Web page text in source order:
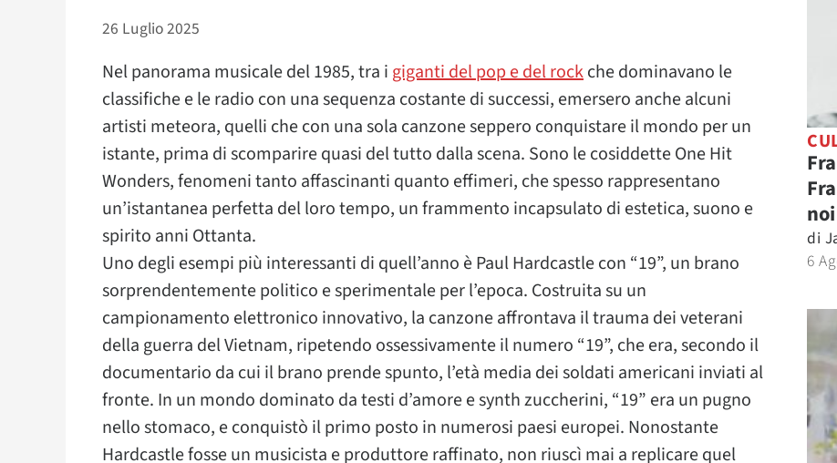
26 Luglio 2025
Nel panorama musicale del 1985, tra i giganti del pop e del rockche dominavano le
classifiche e le radio con una sequenza costante di successi, emersero anche alcuni
artisti meteora, quelli che con una sola canzone seppero conquistare il mondo per un
istante, prima di scomparire quasi del tutto dalla scena. Sono le cosiddette One Hit
Wonders, fenomeni tanto affascinanti quanto effimeri, che spesso rappresentano
un’istantanea perfetta del loro tempo, un frammento incapsulato di estetica, suono e
spirito anni Ottanta.
Uno degli esempi più interessanti di quell’anno è Paul Hardcastle con “19”, un brano
sorprendentemente politico e sperimentale per l’epoca. Costruita su un
campionamento elettronico innovativo, la canzone affrontava il trauma dei veterani
della guerra del Vietnam, ripetendo ossessivamente il numero “19”, che era, secondo il
documentario da cui il brano prende spunto, l’età media dei soldati americani inviati al
fronte. In un mondo dominato da testi d’amore e synth zuccherini, “19” era un pugno
nello stomaco, e conquistò il primo posto in numerosi paesi europei. Nonostante
Hardcastle fosse un musicista e produttore raffinato, non riuscì mai a replicare quel
noi
di
6